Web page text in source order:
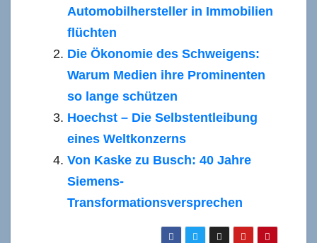
Automobilhersteller in Immobilien
flüchten
Die Ökonomie des Schweigens:
Warum Medien ihre Prominenten
so lange schützen
Hoechst – Die Selbstentleibung
eines Weltkonzerns
Von Kaske zu Busch: 40 Jahre
Siemens-
Transformationsversprechen